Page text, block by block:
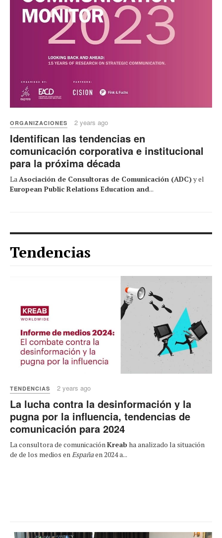
ORGANIZACIONES 2 years ago
Identifican las tendencias en
comunicación corporativa e institucional
para la próxima década
La Asociación de Consultoras de Comunicación (ADC)y el
European Public Relations Education and...
Tendencias
TENDENCIAS 2 years ago
La lucha contra la desinformación y la
pugna por la influencia, tendencias de
comunicación para 2024
La consultora de comunicación Kreab ha analizado la situación
de de los medios en Españaen 2024 a...